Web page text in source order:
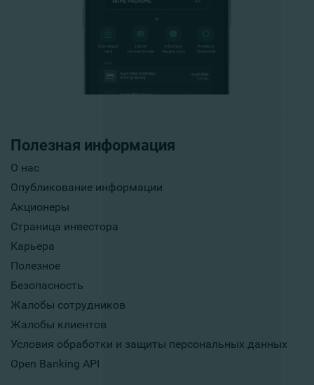
Полезная информация
О нас
Опубликование информации
Акционеры
Страница инвестора
Карьера
Полезное
Безопасность
Жалобы сотрудников
Жалобы клиентов
Условия обработки и защиты персональных данных
Open Banking API